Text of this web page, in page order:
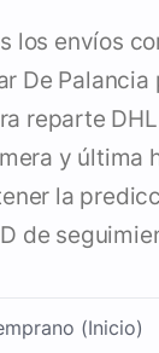
los envíos
De
reparte
y última
la
de
(Inicio)